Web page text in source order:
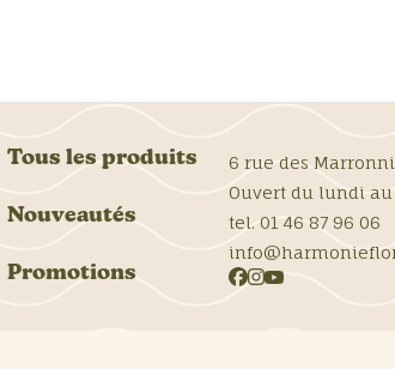
Tous les produits
Nouveautés
Promotions
6 rue des
Ouvert du lundi au
tel. 01 46 87 96 06